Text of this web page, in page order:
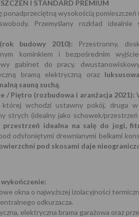
I STANDARD PREMIUM
ponadprzeciętną wysokością
Przemyślany rozkład
budowy 2010): Przestronny,
kominkiem i bezpośrednim
gabinet do pracy,
bramą elektryczną oraz
sauną suchą.
/ Piętro (rozbudowa i aranżacja 2021):
wchodzi ustawny pokój, druga w
strych (idealny jako schowek/przestrzeń
idealna na salę do jogi,
odsłoniętymi drewnianymi belkami
pod skosami daje
okna o najwyższej izolacyjności
odkurzacza.
elektryczna brama garażowa oraz